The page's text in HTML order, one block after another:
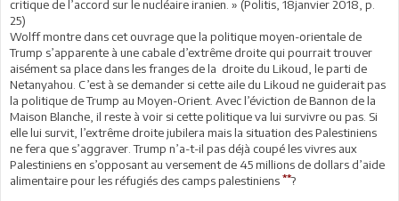
critique de l’accord sur le nucléaire iranien. » (Politis, 18janvier 2018, p.
25)
Wolff montre dans cet ouvrage que la politique moyen-orientale de
Trump s’apparente à une cabale d’extrême droite qui pourrait trouver
aisément sa place dans les franges de la droite du Likoud, le parti de
Netanyahou. C’est à se demander si cette aile du Likoud ne guiderait pas
la politique de Trump au Moyen-Orient. Avec l’éviction de Bannon de la
Maison Blanche, il reste à voir si cette politique va lui survivre ou pas. Si
elle lui survit, l’extrême droite jubilera mais la situation des Palestiniens
ne fera que s’aggraver. Trump n’a-t-il pas déjà coupé les vivres aux
Palestiniens en s’opposant au versement de 45 millions de dollars d’aide
alimentaire pour les réfugiés des camps palestiniens **?